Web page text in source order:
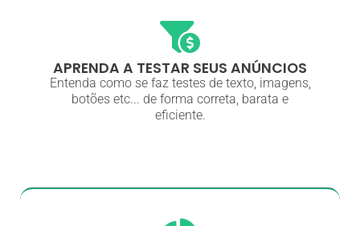
APRENDA A TESTAR SEUS ANÚNCIOS
Entenda como se faz testes de texto, imagens,
botões etc... de forma correta, barata e
eficiente.